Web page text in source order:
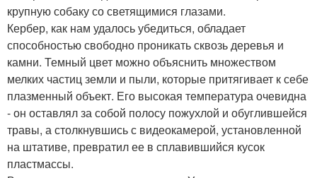
крупную собаку со светящимися глазами.
Кербер, как нам удалось убедиться, обладает
способностью свободно проникать сквозь деревья и
камни. Темный цвет можно объяснить множеством
мелких частиц земли и пыли, которые притягивает к себе
плазменный объект. Его высокая температура очевидна
- он оставлял за собой полосу пожухлой и обуглившейся
травы, а столкнувшись с видеокамерой, установленной
на штативе, превратил ее в сплавившийся кусок
пластмассы.